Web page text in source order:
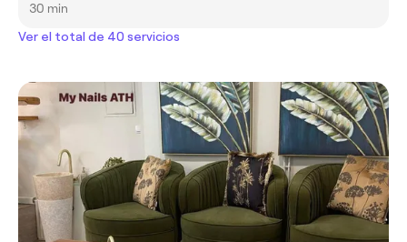
30 min
Ver el total de 40 servicios